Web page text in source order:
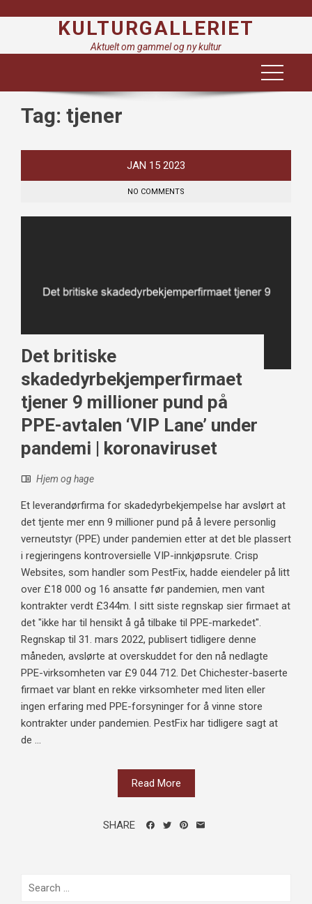
KULTURGALLERIET
Aktuelt om gammel og ny kultur
Tag: tjener
JAN 15 2023
NO COMMENTS
Det britiske
skadedyrbekjemperfirmaet
tjener 9 millioner pund på
PPE-avtalen ‘VIP Lane’ under
pandemi | koronaviruset
Hjem og hage
Et leverandørfirma for skadedyrbekjempelse har avslørt at
det tjente mer enn 9 millioner pund på å levere personlig
verneutstyr (PPE) under pandemien etter at det ble plassert
i regjeringens kontroversielle VIP-innkjøpsrute. Crisp
Websites, som handler som PestFix, hadde eiendeler på litt
over £18 000 og 16 ansatte før pandemien, men vant
kontrakter verdt £344m. I sitt siste regnskap sier firmaet at
det "ikke har til hensikt å gå tilbake til PPE-markedet".
Regnskap til 31. mars 2022, publisert tidligere denne
måneden, avslørte at overskuddet for den nå nedlagte
PPE-virksomheten var £9 044 712. Det Chichester-baserte
firmaet var blant en rekke virksomheter med liten eller
ingen erfaring med PPE-forsyninger for å vinne store
kontrakter under pandemien. PestFix har tidligere sagt at
de ...
Read More
SHARE
Search